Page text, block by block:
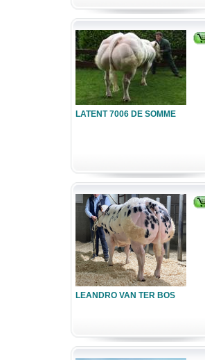
LATENT 7006 DE SOMME
LEANDRO VAN TER BOS